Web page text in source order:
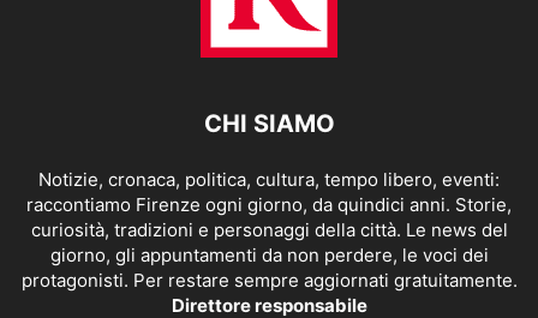
CHI SIAMO
Notizie, cronaca, politica, cultura, tempo libero, eventi:
raccontiamo Firenze ogni giorno, da quindici anni. Storie,
curiosità, tradizioni e personaggi della città. Le news del
giorno, gli appuntamenti da non perdere, le voci dei
protagonisti. Per restare sempre aggiornati gratuitamente.
Direttore responsabile